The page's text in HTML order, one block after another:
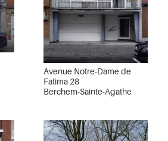
Avenue Notre-Dame de
Fatima 28
Berchem-Sainte-Agathe